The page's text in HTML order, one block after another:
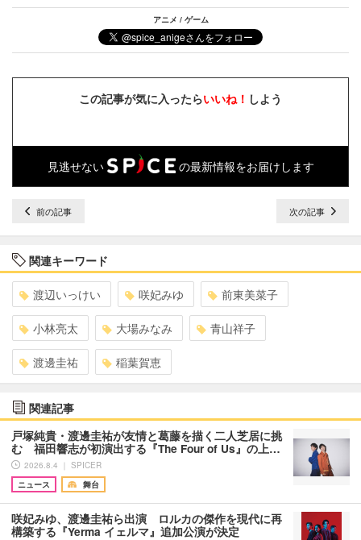
アニメ / ゲーム
この記事が気に入ったらいいね！ しよう
見逃せない の最新情報をお届けします
前の記事 次の記事
関連キーワード
渡辺いっけい 咲妃みゆ 前東美菜子
小林亮太 大場みなみ 青山祥子
渡邊圭祐 稲葉賀恵
関連記事
戸塚純貴・渡邊圭祐が友情と葛藤を描く二人芝居に挑
む 福田響志が初演出する『The Four of Us』の上…
2026.8.4 ｜ SPICER
ニュース
舞台
咲妃みゆ、渡邊圭祐ら出演 ロルカの傑作を現代に再
構築する『Yerma イェルマ』追加公演が決定